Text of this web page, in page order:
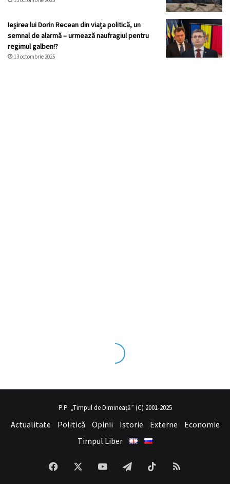
Ieșirea lui Dorin Recean din viața politică, un
semnal de alarmă – urmează naufragiul pentru
regimul galben!?
13 octombrie 2025
tecrübesinin ve üstsex izleseviye olduğu dışarıdan
P.P. „Timpul de Dimineață” (C) 2001-2025
Actualitate Politică Opinii Istorie Externe
Economie
Timpul Liber
Facebook YouTubeTelegramTikTokRSS